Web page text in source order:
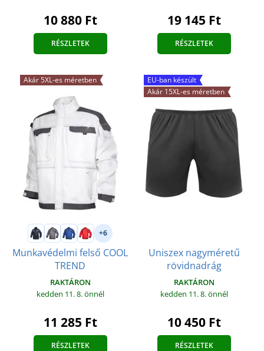
10 880 Ft
RÉSZLETEK
19 145 Ft
RÉSZLETEK
Akár 5XL-es méretben
+6
Munkavédelmi felső COOL
TREND
RAKTÁRON
kedden 11. 8.önnél
11 285 Ft
RÉSZLETEK
EU-ban készült
Akár 15XL-es méretben
Uniszex nagyméretű
rövidnadrág
RAKTÁRON
kedden 11. 8.önnél
10 450 Ft
RÉSZLETEK